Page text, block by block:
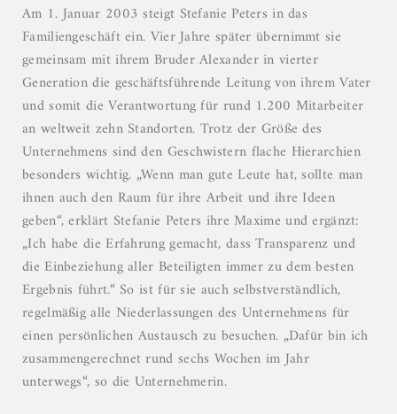
Am 1. Januar 2003 steigt Stefanie Peters in das
Familiengeschäft ein. Vier Jahre später übernimmt sie
gemeinsam mit ihrem Bruder Alexander in vierter
Generation die geschäftsführende Leitung von ihrem Vater
und somit die Verantwortung für rund 1.200 Mitarbeiter
an weltweit zehn Standorten. Trotz der Größe des
Unternehmens sind den Geschwistern flache Hierarchien
besonders wichtig. „Wenn man gute Leute hat, sollte man
ihnen auch den Raum für ihre Arbeit und ihre Ideen
geben“, erklärt Stefanie Peters ihre Maxime und ergänzt:
„Ich habe die Erfahrung gemacht, dass Transparenz und
die Einbeziehung aller Beteiligten immer zu dem besten
Ergebnis führt.“ So ist für sie auch selbstverständlich,
regelmäßig alle Niederlassungen des Unternehmens für
einen persönlichen Austausch zu besuchen. „Dafür bin ich
zusammengerechnet rund sechs Wochen im Jahr
unterwegs“, so die Unternehmerin.